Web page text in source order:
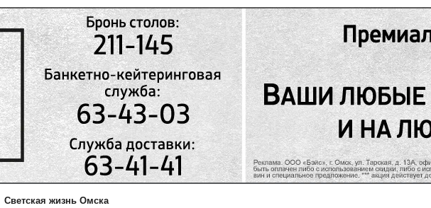
Светская жизнь Омска